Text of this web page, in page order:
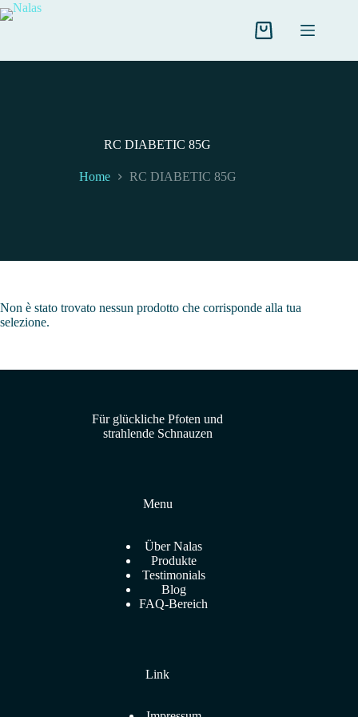
Salta
al
Carrello
RC DIABETIC 85G
Home RC DIABETIC 85G
Non è stato trovato nessun prodotto che corrisponde alla tua
selezione.
Für glückliche Pfoten und
strahlende Schnauzen
Menu
Über Nalas
Produkte
Testimonials
Blog
FAQ-Bereich
Link